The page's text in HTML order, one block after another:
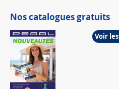
Nos catalogues gratuits
Voir